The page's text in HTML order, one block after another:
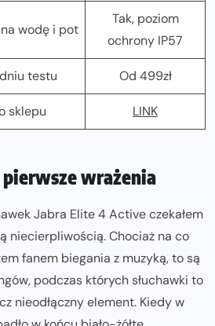
wodę i pot
Tak, poziom
ochrony IP57
testu Od 499zł
sklepu LINK
wrażenia
Jabra Elite 4 Active czekałem
niecierpliwością. Chociaż na co
fanem biegania z muzyką, to są
podczas których słuchawki to
nieodłączny element. Kiedy w